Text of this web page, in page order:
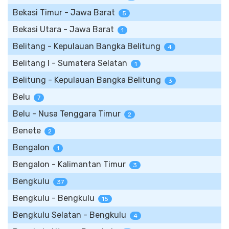
Bekasi Timur - Jawa Barat
5
Bekasi Utara - Jawa Barat 1
Belitang - Kepulauan Bangka Belitung 4
Belitang I - Sumatera Selatan 1
Belitung - Kepulauan Bangka Belitung 3
Belu 7
Belu - Nusa Tenggara Timur 2
Benete 2
Bengalon 1
Bengalon - Kalimantan Timur 3
Bengkulu 37
Bengkulu - Bengkulu 15
Bengkulu Selatan - Bengkulu 4